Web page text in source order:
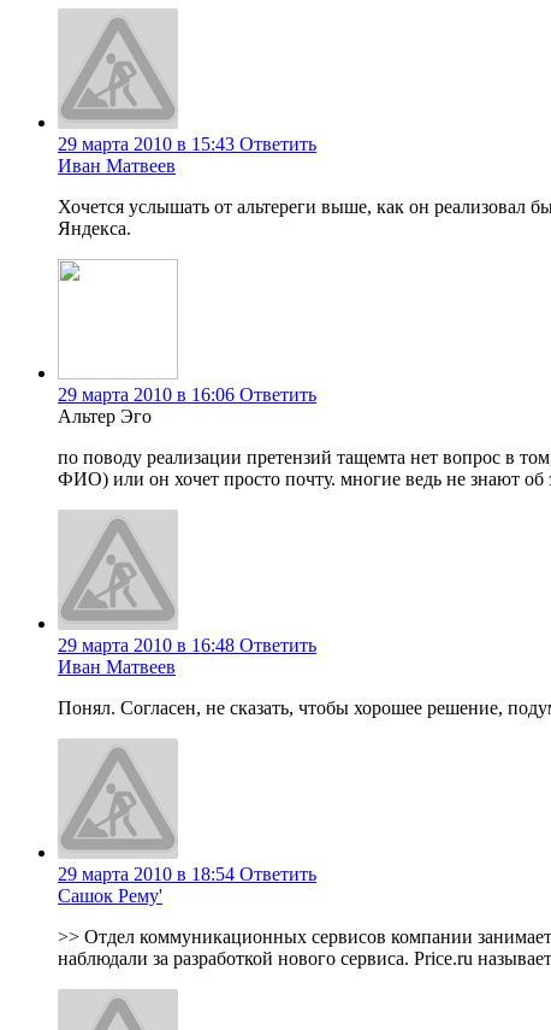
29 марта 2010 в 15:43 Ответить
Иван Матвеев
Хочется услышать от альтереги выше, как он реализовал
Яндекса.
29 марта 2010 в 16:06 Ответить
Альтер Эго
по поводу реализации претензий тащемта нет вопрос в
ФИО) или он хочет просто почту. многие ведь не знают
29 марта 2010 в 16:48 Ответить
Иван Матвеев
Понял. Согласен, не сказать, чтобы хорошее решение,
29 марта 2010 в 18:54 Ответить
Сашок Рему'
>> Отдел коммуникационных сервисов компании
наблюдали за разработкой нового сервиса. Price.ru